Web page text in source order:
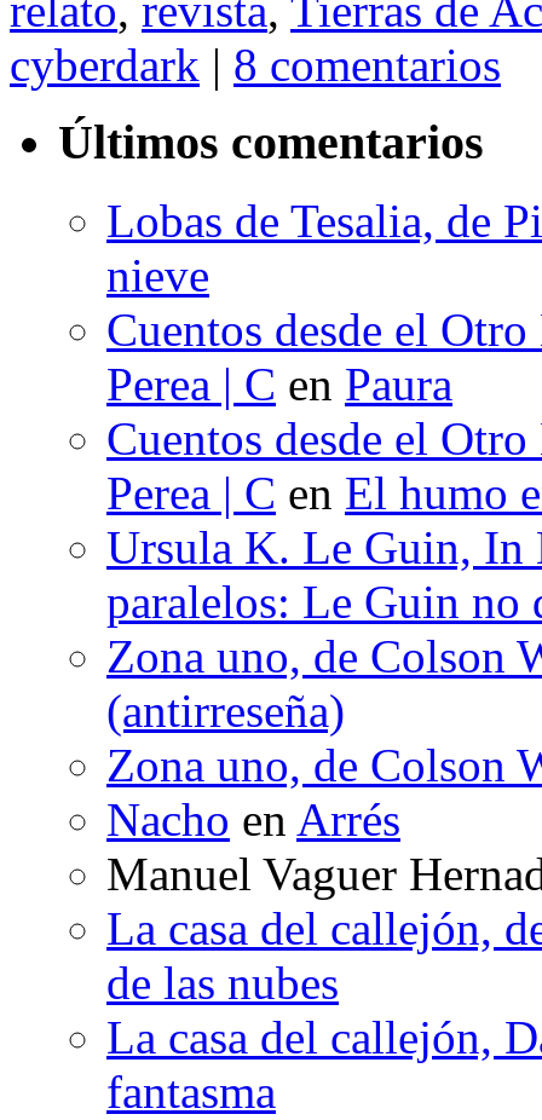
cyberdark | 8 comentarios
Últimos comentarios
Lobas de Tesalia, de
nieve
Cuentos desde el
Perea | C en Paura
Cuentos desde el
Perea | C en El humo
Ursula K. Le Guin, In
paralelos: Le Guin no
Zona uno, de Colson
(antirreseña)
Zona uno, de Colson
Nacho en Arrés
Manuel Vaguer
La casa del callejón,
de las nubes
La casa del callejón,
fantasma